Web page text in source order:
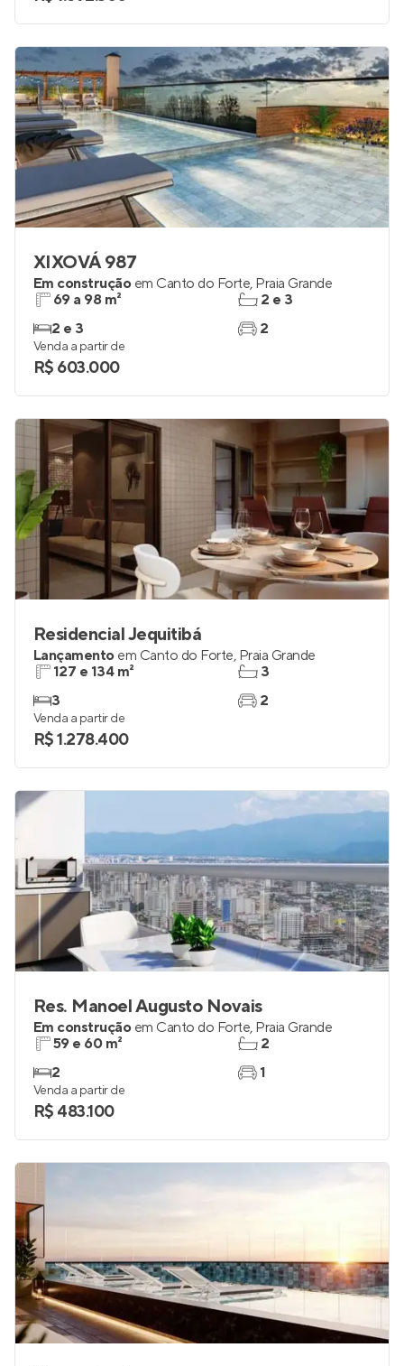
XIXOVÁ 987
Em construção em Canto do Forte, Praia Grande
69 a 98 m²
2 e 3
2 e 3
2
Venda a partir de
R$ 603.000
Residencial Jequitibá
Lançamento em Canto do Forte, Praia Grande
127 e 134 m²
3
3
2
Venda a partir de
R$ 1.278.400
Res. Manoel Augusto Novais
Em construção em Canto do Forte, Praia Grande
59 e 60 m²
2
2
1
Venda a partir de
R$ 483.100